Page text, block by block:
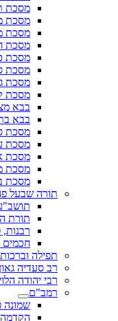
מסכת
מסכת
מסכת
מסכת
מסכת
מסכת
מסכת
מסכת
בבא
בבא
מסכת
מסכת
מסכת
מסכת
מסכת
תורה שבעל
תורת
חכמים
תפילה וברכות
רב סעדיה
רבי יהודה
רמב"ם
שמונה